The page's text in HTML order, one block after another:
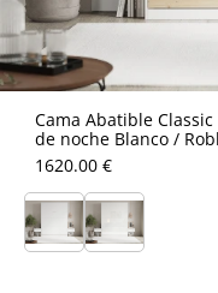
Cama Abatible
de noche Blanco /
1620.00 €